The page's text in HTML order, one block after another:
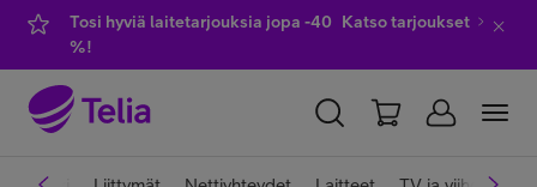
Tosi hyviä laitetarjouksia jopa -40
%!
Katso tarjoukset
YKSITYISILLE YRITYKSILLE WHOLESALE